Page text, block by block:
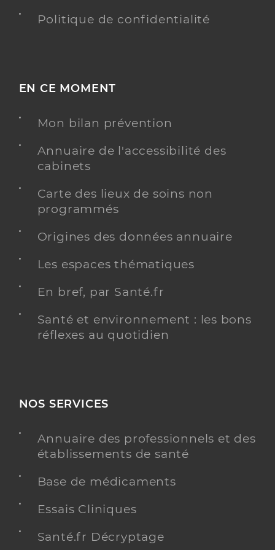
Politique de confidentialité
EN CE MOMENT
Mon bilan prévention
Annuaire de l'accessibilité des
cabinets
Carte des lieux de soins non
programmés
Origines des données annuaire
Les espaces thématiques
En bref, par Santé.fr
Santé et environnement : les bons
réflexes au quotidien
NOS SERVICES
Annuaire des professionnels et des
établissements de santé
Base de médicaments
Essais Cliniques
Santé.fr Décryptage